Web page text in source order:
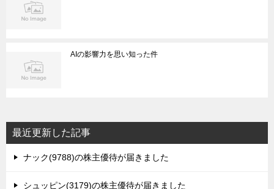
AIの影響力を思い知った件
最近更新した記事
ナック(9788)の株主優待が届きました
シュッピン(3179)の株主優待が届きました